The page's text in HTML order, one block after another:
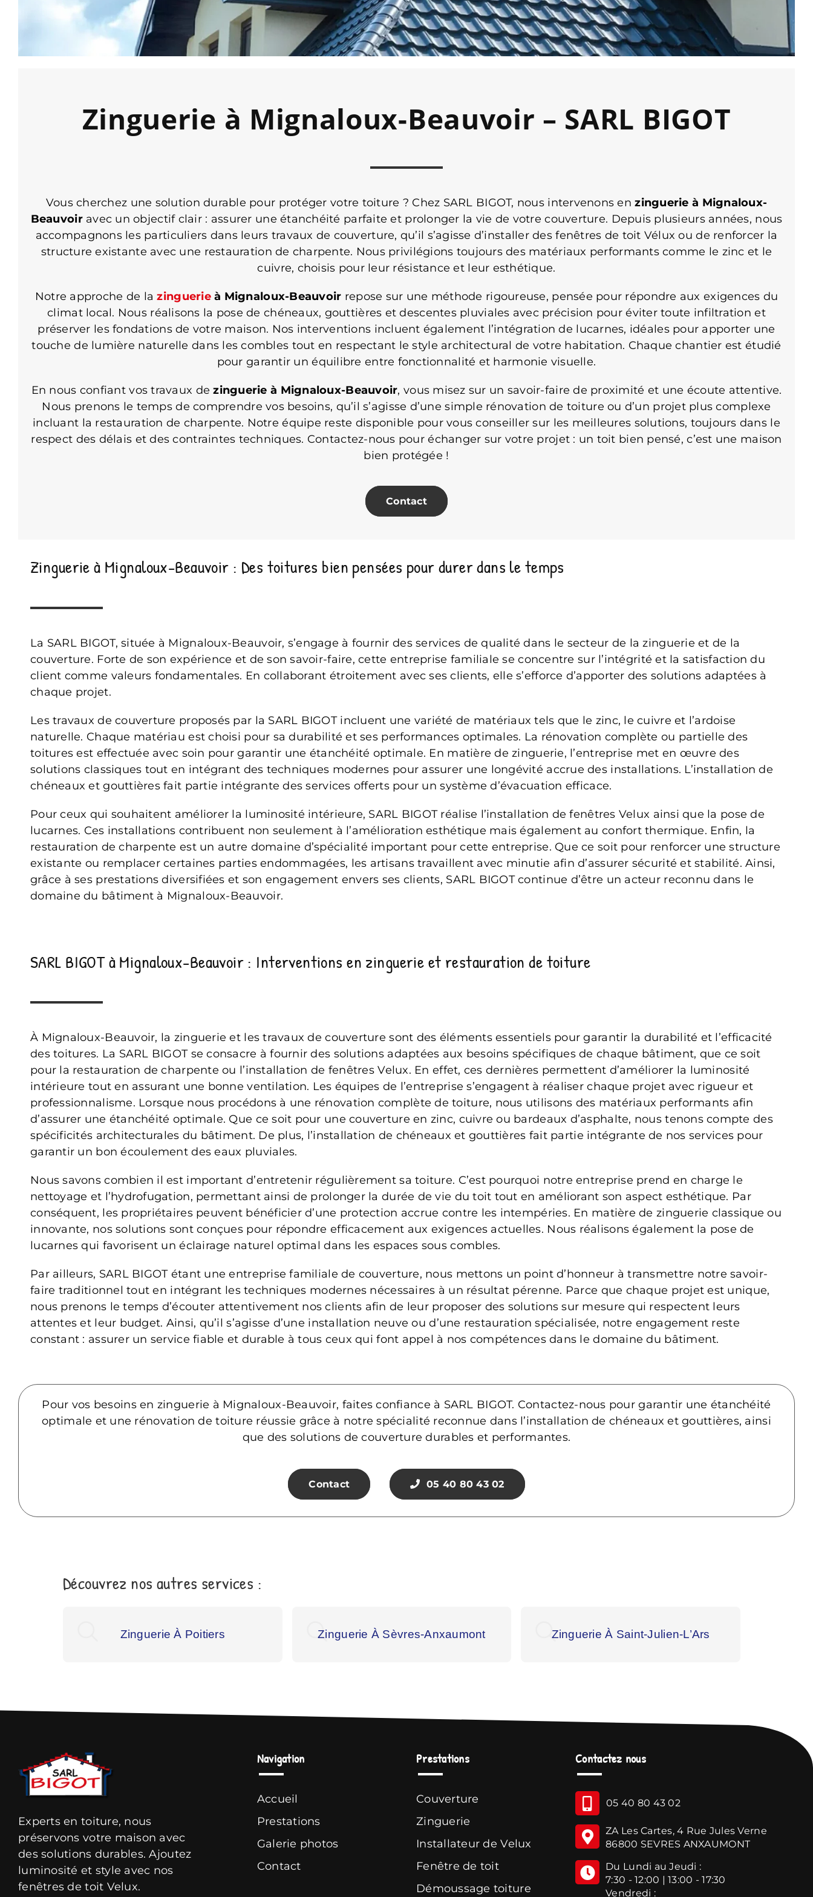
Zinguerie à Mignaloux-Beauvoir – SARL BIGOT
Vous cherchez une solution durable pour protéger votre toiture ? Chez SARL BIGOT, nous intervenons enzinguerie à Mignaloux-
Beauvoiravec un objectif clair : assurer une étanchéité parfaite et prolonger la vie de votre couverture. Depuis plusieurs années, nous
accompagnons les particuliers dans leurs travaux de couverture, qu’il s’agisse d’installer des fenêtres de toit Vélux ou de renforcer la
structure existante avec une restauration de charpente. Nous privilégions toujours des matériaux performants comme le zinc et le
cuivre, choisis pour leur résistance et leur esthétique.
Notre approche de lazinguerieà Mignaloux-Beauvoir repose sur une méthode rigoureuse, pensée pour répondre aux exigences du
climat local. Nous réalisons la pose de chéneaux, gouttières et descentes pluviales avec précision pour éviter toute infiltration et
préserver les fondations de votre maison. Nos interventions incluent également l’intégration de lucarnes, idéales pour apporter une
touche de lumière naturelle dans les combles tout en respectant le style architectural de votre habitation. Chaque chantier est étudié
pour garantir un équilibre entre fonctionnalité et harmonie visuelle.
En nous confiant vos travaux dezinguerie à Mignaloux-Beauvoir, vous misez sur un savoir-faire de proximité et une écoute attentive.
Nous prenons le temps de comprendre vos besoins, qu’il s’agisse d’une simple rénovation de toiture ou d’un projet plus complexe
incluant la restauration de charpente. Notre équipe reste disponible pour vous conseiller sur les meilleures solutions, toujours dans le
respect des délais et des contraintes techniques. Contactez-nous pour échanger sur votre projet : un toit bien pensé, c’est une maison
bien protégée !
Contact
Zinguerie à Mignaloux-Beauvoir : Des toitures bien pensées pour durer dans le temps
La SARL BIGOT, située à Mignaloux-Beauvoir, s’engage à fournir des services de qualité dans le secteur de la zinguerie et de la
couverture. Forte de son expérience et de son savoir-faire, cette entreprise familiale se concentre sur l’intégrité et la satisfaction du
client comme valeurs fondamentales. En collaborant étroitement avec ses clients, elle s’efforce d’apporter des solutions adaptées à
chaque projet.
Les travaux de couverture proposés par la SARL BIGOT incluent une variété de matériaux tels que le zinc, le cuivre et l’ardoise
naturelle. Chaque matériau est choisi pour sa durabilité et ses performances optimales. La rénovation complète ou partielle des
toitures est effectuée avec soin pour garantir une étanchéité optimale. En matière de zinguerie, l’entreprise met en œuvre des
solutions classiques tout en intégrant des techniques modernes pour assurer une longévité accrue des installations. L’installation de
chéneaux et gouttières fait partie intégrante des services offerts pour un système d’évacuation efficace.
Pour ceux qui souhaitent améliorer la luminosité intérieure, SARL BIGOT réalise l’installation de fenêtres Velux ainsi que la pose de
lucarnes. Ces installations contribuent non seulement à l’amélioration esthétique mais également au confort thermique. Enfin, la
restauration de charpente est un autre domaine d’spécialité important pour cette entreprise. Que ce soit pour renforcer une structure
existante ou remplacer certaines parties endommagées, les artisans travaillent avec minutie afin d’assurer sécurité et stabilité. Ainsi,
grâce à ses prestations diversifiées et son engagement envers ses clients, SARL BIGOT continue d’être un acteur reconnu dans le
domaine du bâtiment à Mignaloux-Beauvoir.
SARL BIGOT à Mignaloux-Beauvoir : Interventions en zinguerie et restauration de toiture
À Mignaloux-Beauvoir, la zinguerie et les travaux de couverture sont des éléments essentiels pour garantir la durabilité et l’efficacité
des toitures. La SARL BIGOT se consacre à fournir des solutions adaptées aux besoins spécifiques de chaque bâtiment, que ce soit
pour la restauration de charpente ou l’installation de fenêtres Velux. En effet, ces dernières permettent d’améliorer la luminosité
intérieure tout en assurant une bonne ventilation. Les équipes de l’entreprise s’engagent à réaliser chaque projet avec rigueur et
professionnalisme. Lorsque nous procédons à une rénovation complète de toiture, nous utilisons des matériaux performants afin
d’assurer une étanchéité optimale. Que ce soit pour une couverture en zinc, cuivre ou bardeaux d’asphalte, nous tenons compte des
spécificités architecturales du bâtiment. De plus, l’installation de chéneaux et gouttières fait partie intégrante de nos services pour
garantir un bon écoulement des eaux pluviales.
Nous savons combien il est important d’entretenir régulièrement sa toiture. C’est pourquoi notre entreprise prend en charge le
nettoyage et l’hydrofugation, permettant ainsi de prolonger la durée de vie du toit tout en améliorant son aspect esthétique. Par
conséquent, les propriétaires peuvent bénéficier d’une protection accrue contre les intempéries. En matière de zinguerie classique ou
innovante, nos solutions sont conçues pour répondre efficacement aux exigences actuelles. Nous réalisons également la pose de
lucarnes qui favorisent un éclairage naturel optimal dans les espaces sous combles.
Par ailleurs, SARL BIGOT étant une entreprise familiale de couverture, nous mettons un point d’honneur à transmettre notre savoir-
faire traditionnel tout en intégrant les techniques modernes nécessaires à un résultat pérenne. Parce que chaque projet est unique,
nous prenons le temps d’écouter attentivement nos clients afin de leur proposer des solutions sur mesure qui respectent leurs
attentes et leur budget. Ainsi, qu’il s’agisse d’une installation neuve ou d’une restauration spécialisée, notre engagement reste
constant : assurer un service fiable et durable à tous ceux qui font appel à nos compétences dans le domaine du bâtiment.
Pour vos besoins en zinguerie à Mignaloux-Beauvoir, faites confiance à SARL BIGOT. Contactez-nous pour garantir une étanchéité
optimale et une rénovation de toiture réussie grâce à notre spécialité reconnue dans l’installation de chéneaux et gouttières, ainsi
que des solutions de couverture durables et performantes.
Contact 05 40 80 43 02
Découvrez nos autres services :
Zinguerie À Poitiers Zinguerie À Sèvres-Anxaumont Zinguerie À Saint-Julien-L’Ars
Experts en toiture, nous
préservons votre maison avec
des solutions durables. Ajoutez
luminosité et style avec nos
fenêtres de toit Velux.
Navigation
Accueil
Prestations
Galerie photos
Contact
Prestations
Couverture
Zinguerie
Installateur de Velux
Fenêtre de toit
Démoussage toiture
Contactez nous
05 40 80 43 02
ZA Les Cartes, 4 Rue Jules Verne
86800 SEVRES ANXAUMONT
Du Lundi au Jeudi :
7:30 - 12:00 | 13:00 - 17:30
Vendredi :